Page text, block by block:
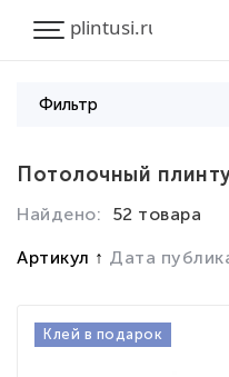
Фильтр
Потолочный
Найдено: 52 товара
Артикул Дата
Клей в подарок